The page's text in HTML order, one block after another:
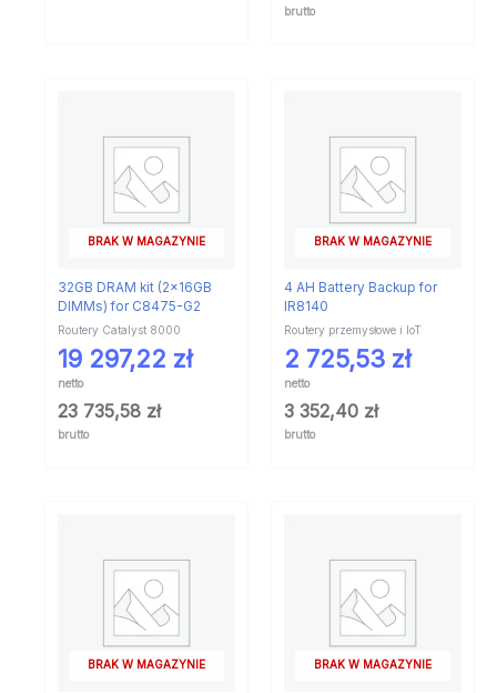
brutto
BRAK W MAGAZYNIE
32GB DRAM kit (2x16GB
DIMMs) for C8475-G2
Routery Catalyst 8000
19 297,22 zł
netto
23 735,58 zł
brutto
BRAK W MAGAZYNIE
4 AH Battery Backup for
IR8140
Routery przemysłowe i IoT
2 725,53 zł
netto
3 352,40 zł
brutto
BRAK W MAGAZYNIE BRAK W MAGAZYNIE